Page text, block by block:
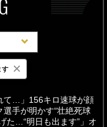
週間
て…」156キロ速球が顔
手が明かす“壮絶死球
た…“明日も出ます”」オ
す ×